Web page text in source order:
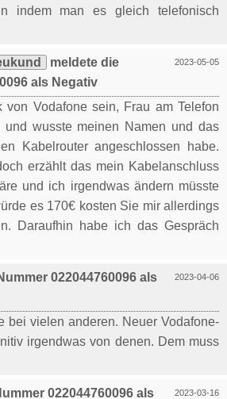
indem man es gleich telefonisch
2023-05-05
meldete die
als Negativ
von Vodafone sein, Frau am Telefon
und wusste meinen Namen und das
Kabelrouter angeschlossen habe.
erzählt das mein Kabelanschluss
und ich irgendwas ändern müsste
es 170€ kosten Sie mir allerdings
Daraufhin habe ich das Gespräch
2023-04-06
022044760096 als
bei vielen anderen. Neuer Vodafone-
irgendwas von denen. Dem muss
2023-03-16
022044760096 als